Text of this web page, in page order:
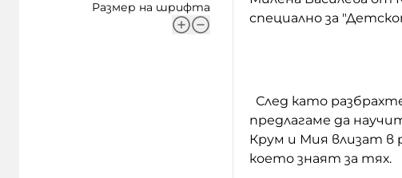
Размер на шрифта
специално за
След като
предлагаме да
Крум и Мия влизат в
което знаят за тях.